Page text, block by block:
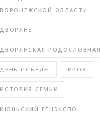
ВОРОНЕЖСКОЙ ОБЛАСТИ
ДВОРЯНЕ
ДВОРЯНСКАЯ РОДОСЛОВНАЯ
ДЕНЬ ПОБЕДЫ ИРОВ
ИСТОРИЯ СЕМЬИ
ИЮНЬСКИЙ ГЕНЭКСПО